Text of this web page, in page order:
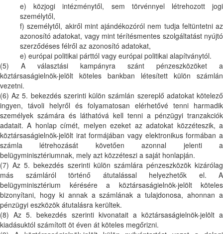
e) közjogi intézménytől, sem törvénnyel létrehozott jogi
személytől,
f) személytől, akiről mint ajándékozóról nem tudja feltüntetni az
azonosító adatokat, vagy mint térítésmentes szolgáltatást nyújtó
szerződéses félről az azonosító adatokat,
e) európai politikai párttól vagy európai politikai alapítványtól.
(5) A választási kampányra szánt pénzeszközöket a
köztársaságielnök-jelölt köteles bankban létesített külön számlán
vezetni.
(6) Az 5. bekezdés szerinti külön számlán szereplő adatokat kötelező
ingyen, távoli helyről és folyamatosan elérhetővé tenni harmadik
személyek számára és láthatóvá kell tenni a pénzügyi tranzakciók
adatait. A honlap címét, melyen ezeket az adatokat közzéteszik, a
köztársaságielnök-jelölt irat formájában vagy elektronikus formában a
számla létrehozását követően azonnal jelenti a
belügyminisztériumnak, mely azt közzéteszi a saját honlapján.
(7) Az 5. bekezdés szerinti külön számlára pénzeszközök kizárólag
más számláról történő átutalással helyezhetők el. A
belügyminisztérium kérésére a köztársaságielnök-jelölt köteles
bizonyítani, hogy ki annak a számlának a tulajdonosa, ahonnan a
pénzügyi eszközök átutalásra kerültek.
(8) Az 5. bekezdés szerinti kivonatait a köztársaságielnök-jelölt a
kiadásuktól számított öt éven át köteles megőrizni.